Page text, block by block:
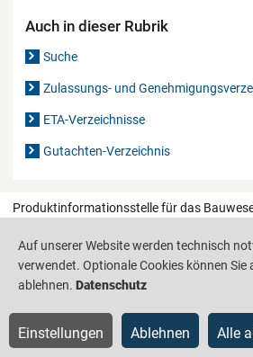
Auch in dieser Rubrik
Suche
Zulassungs- und
ETA-Verzeichnisse
Gutachten-Verzeichnis
Produktinformationsstelle für das
Barrierefreiheit Datenschutz
Auf unserer Website werden technisch
verwendet. Optionale Cookies können Sie
ablehnen. Datenschutz
Einstellungen Ablehnen Alle